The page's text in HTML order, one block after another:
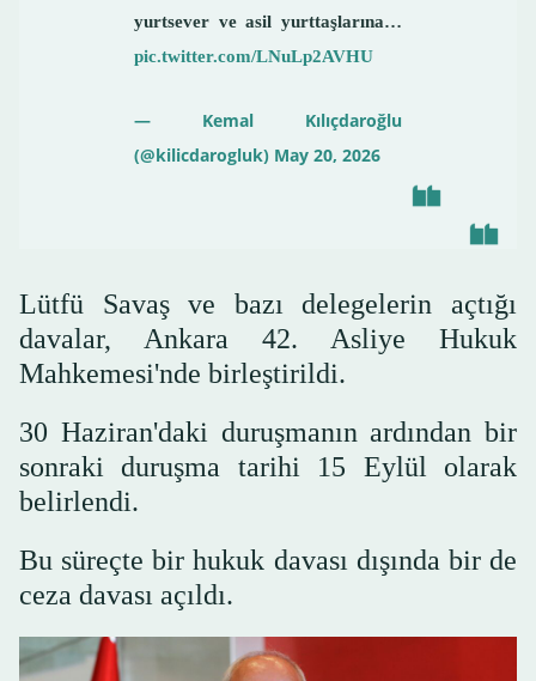
yurtsever ve asil yurttaşlarına…
pic.twitter.com/LNuLp2AVHU
— Kemal Kılıçdaroğlu
(@kilicdarogluk) May 20, 2026
Lütfü Savaş ve bazı delegelerin açtığı
davalar, Ankara 42. Asliye Hukuk
Mahkemesi'nde birleştirildi.
30 Haziran'daki duruşmanın ardından bir
sonraki duruşma tarihi 15 Eylül olarak
belirlendi.
Bu süreçte bir hukuk davası dışında bir de
ceza davası açıldı.